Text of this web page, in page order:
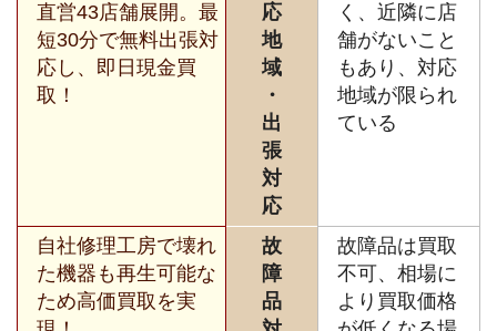
直営43店舗展開。最
短30分で無料出張対
応し、即日現金買
取！
応
地
域
・
出
張
対
応
く、近隣に店
舗がないこと
もあり、対応
地域が限られ
ている
自社修理工房で壊れ
た機器も再生可能な
ため高価買取を実
故
障
品
故障品は買取
不可、相場に
より買取価格